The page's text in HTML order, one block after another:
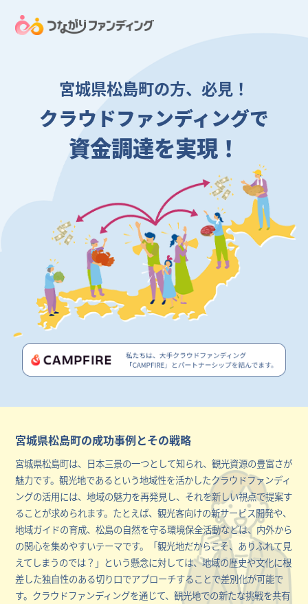
宮城県松島町の方、必見！
クラウドファンディングで
資金調達を実現！
宮城県松島町の成功事例とその戦略
宮城県松島町は、日本三景の一つとして知られ、観光資源の豊富さが
魅力です。観光地であるという地域性を活かしたクラウドファンディ
ングの活用には、地域の魅力を再発見し、それを新しい視点で提案す
ることが求められます。たとえば、観光客向けの新サービス開発や、
地域ガイドの育成、松島の自然を守る環境保全活動などは、内外から
の関心を集めやすいテーマです。「観光地だからこそ、ありふれて見
えてしまうのでは？」という懸念に対しては、地域の歴史や文化に根
差した独自性のある切り口でアプローチすることで差別化が可能で
す。クラウドファンディングを通じて、観光地での新たな挑戦を共有